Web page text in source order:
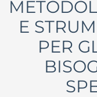
E
PER